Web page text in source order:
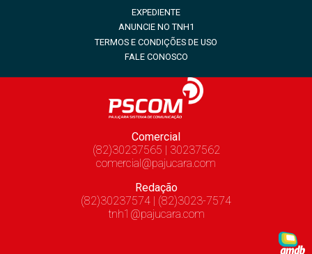
EXPEDIENTE
ANUNCIE NO TNH1
TERMOS E CONDIÇÕES DE USO
FALE CONOSCO
Comercial
(82)30237565 | 30237562
comercial@pajucara.com
Redação
(82)30237574 | (82)3023-7574
tnh1@pajucara.com